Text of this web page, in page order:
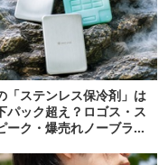
「ステンレス保冷剤」は
パック超え？ロゴス・ス
ーク・爆売れノーブラン